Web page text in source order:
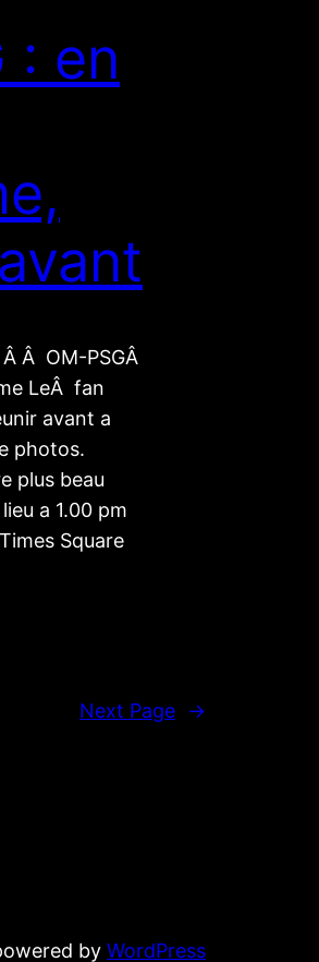
: en
Â Â OM-PSGÂ
LeÂ fan
avant a
photos.
plus beau
a 1.00 pm
Square
Next Page →
by WordPress